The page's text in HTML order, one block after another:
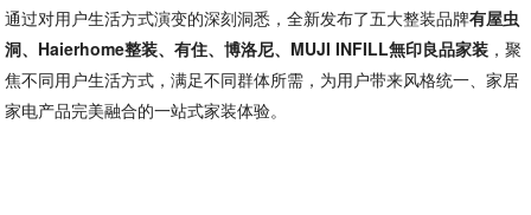
通过对用户生活方式演变的深刻洞悉，全新发布了五大整装品牌有屋虫
洞、Haierhome整装、有住、博洛尼、MUJI INFILL無印良品家装 ，聚
焦不同用户生活方式，满足不同群体所需，为用户带来风格统一、家居
家电产品完美融合的一站式家装体验。